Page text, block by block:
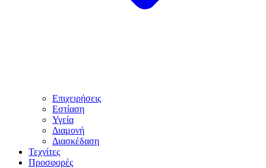
Επιχειρήσεις
Εστίαση
Υγεία
Διαμονή
Διασκέδαση
Τεχνίτες
Προσφορές